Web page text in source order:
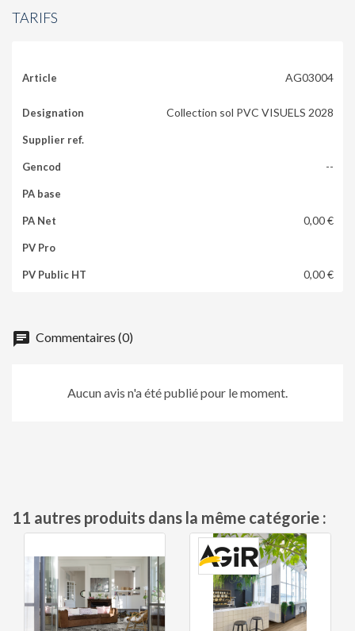
TARIFS
AG03004
Collection sol PVC VISUELS 2028
--
0,00 €
0,00 €
chat Commentaires (0)
Aucun avis n'a été publié pour le moment.
11 autres produits dans la même catégorie :